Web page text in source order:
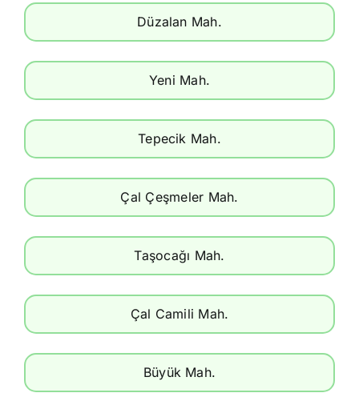
Düzalan Mah.
Yeni Mah.
Tepecik Mah.
Çal Çeşmeler Mah.
Taşocağı Mah.
Çal Camili Mah.
Büyük Mah.